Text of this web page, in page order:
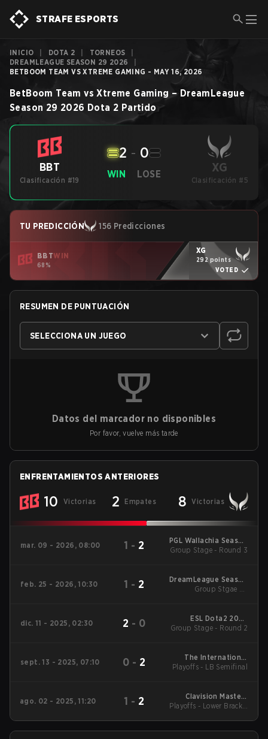
STRAFE ESPORTS
INICIO DOTA 2 TORNEOS
DREAMLEAGUE SEASON 29 2026
BETBOOM TEAM VS XTREME GAMING - MAY 16, 2026
BetBoom Team vs Xtreme Gaming – DreamLeague
Season 29 2026 Dota 2 Partido
BBT
Clasificación #19
WIN
2 - 0
LOSE XG
Clasificación #5
TU PREDICCIÓN 156 Predicciones
BBTWIN
68%
XG
292 points
VOTED
RESUMEN DE PUNTUACIÓN
SELECCIONA UN JUEGO
Datos del marcador no disponibles
Por favor, vuelve más tarde
ENFRENTAMIENTOS ANTERIORES
10 Victorias 2 Empates 8 Victorias
mar. 09 - 2026, 08:00 1 - 2
PGL Wallachia Season
7 Main Tournament
Group Stage - Round 3
feb. 25 - 2026, 10:30 1 - 2
DreamLeague Season
28
Group Stgae 2 -
dic. 11 - 2025, 02:30 2 - 0
ESL Dota2 2025
DreamLeague Season
Group Stage - Round 2
sept. 13 - 2025, 07:10 0 - 2
The International
2025 Main Event
Playoffs - LB Semifinal
ago. 02 - 2025, 11:20 1 - 2
Clavision Masters
2025: Snow Ruyi
Playoffs - Lower Bracket